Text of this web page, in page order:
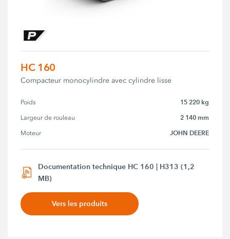
HC 160
Compacteur monocylindre avec cylindre lisse
Poids 15 220 kg
Largeur de rouleau 2 140 mm
Moteur JOHN DEERE
Documentation technique HC 160 | H313 (1,2
MB)
Vers les produits